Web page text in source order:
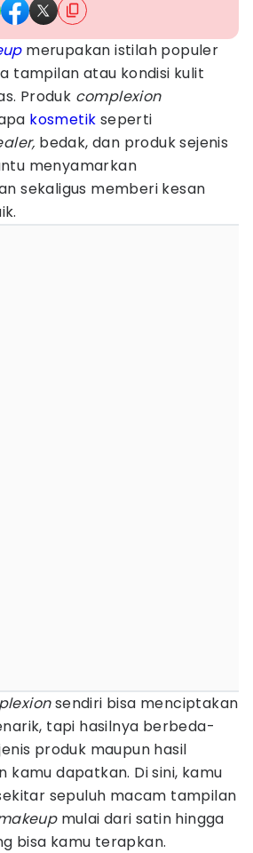
merupakan istilah populer
tampilan atau kondisi kulit
Produk complexion
kosmetik seperti
bedak, dan produk sejenis
menyamarkan
sekaligus memberi kesan
sendiri bisa menciptakan
tapi hasilnya berbeda-
produk maupun hasil
kamu dapatkan. Di sini, kamu
sepuluh macam tampilan
mulai dari satin hingga
bisa kamu terapkan.